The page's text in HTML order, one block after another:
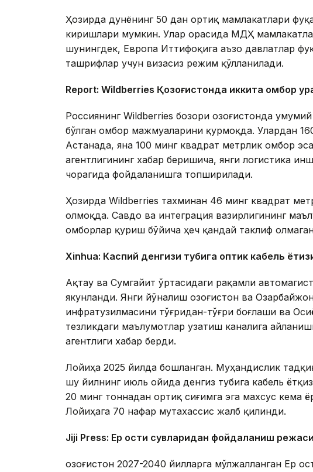
Ҳозирда дунёнинг 50 дан ортиқ мамлакатлари
киришлари мумкин. Улар орасида МДҲ
шунингдек, Европа Иттифоқига аъзо давлатлар
ташрифлар учун визасиз режим қўлланилади.
Report: Wildberries Қозоғистонда иккита омбор
Россиянинг Wildberries бозори Қозоғистонда
бўлган омбор мажмуаларини қурмоқда. Улардан
Астанада, яна 100 минг квадрат метрлик омбор
агентлигининг хабар беришича, янги логистика
чорагида фойдаланишга топширилади.
Ҳозирда Wildberries тахминан 46 минг квадрат
олмоқда. Савдо ва интеграция вазирлигининг
омборлар қуриш бўйича ҳеч қандай таклиф
Xinhuа: Каспий денгизи тубига оптик кабель
Ақтау ва Сумгайит ўртасидаги рақамли
якунланди. Янги йўналиш Қозоғистон ва
инфратузилмасини тўғридан-тўғри боғлаши ва
тезликдаги маълумотлар узатиш каналига
агентлиги хабар берди.
Лойиҳа 2025 йилда бошланган. Муҳандислик
шу йилнинг июль ойида денгиз тубига кабель
20 минг тоннадан ортиқ сиғимга эга махсус кема
Лойиҳага 70 нафар мутахассис жалб қилинди.
Jiji Press: Ер ости сувларидан фойдаланиш режаси
Қозоғистон 2027-2040 йилларга мўлжалланган Ер